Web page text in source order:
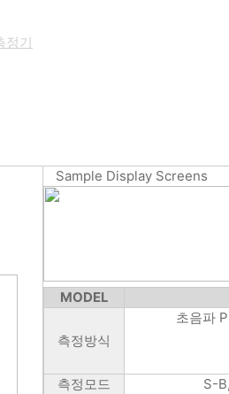
정기
Sample Display Screens
MODEL
측정방식
초음파
측정모드
S-